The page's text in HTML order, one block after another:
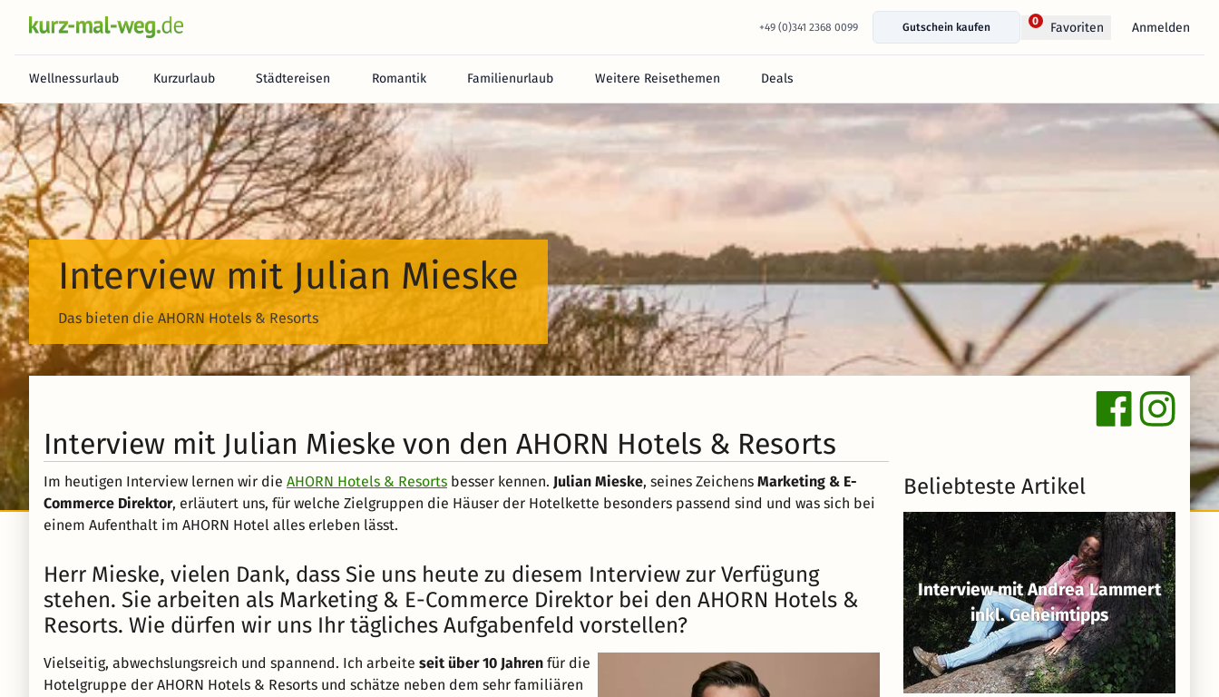
+49 (0)341 2368 0099 Gutschein kaufen
0 Favoriten Anmelden
Wellnessurlaub Kurzurlaub Städtereisen Romantik Familienurlaub Weitere Reisethemen Deals
Interview mit Julian Mieske
Das bieten die AHORN Hotels & Resorts
Interview mit Julian Mieske von den AHORN Hotels & Resorts
Im heutigen Interview lernen wir die AHORN Hotels & Resorts besser kennen. Julian Mieske, seines Zeichens Marketing & E-
Commerce Direktor, erläutert uns, für welche Zielgruppen die Häuser der Hotelkette besonders passend sind und was sich bei
einem Aufenthalt im AHORN Hotel alles erleben lässt.
Herr Mieske, vielen Dank, dass Sie uns heute zu diesem Interview zur Verfügung
stehen. Sie arbeiten als Marketing & E-Commerce Direktor bei den AHORN Hotels &
Resorts. Wie dürfen wir uns Ihr tägliches Aufgabenfeld vorstellen?
Vielseitig, abwechslungsreich und spannend. Ich arbeite seit über 10 Jahren für die
Hotelgruppe der AHORN Hotels & Resorts und schätze neben dem sehr familiären
Beliebteste Artikel
Interview mit Andrea Lammert
inkl. Geheimtipps